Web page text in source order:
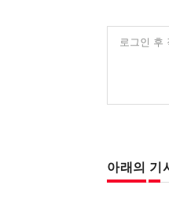
로그인 후
아래의 기